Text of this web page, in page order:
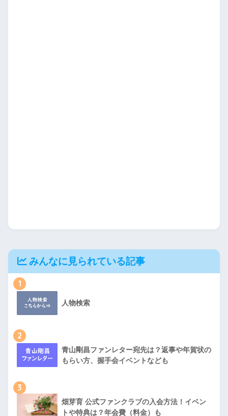
みんなに見られている記事
1
人物検索
2
青山剛昌ファンレター宛先は？返事や年賀状の
もらい方、握手会イベントなども
3
畑芽育 公式ファンクラブの入会方法！イベン
トや特典は？年会費（料金）も